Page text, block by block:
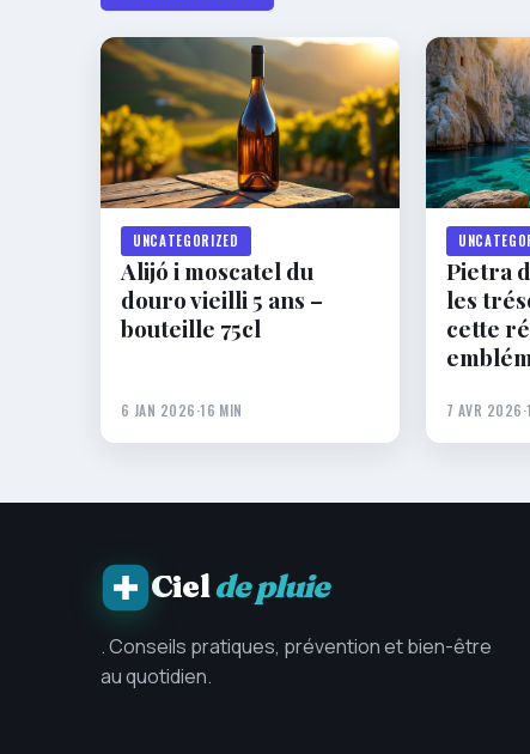
UNCATEGORIZED
Alijó i moscatel du
douro vieilli 5 ans –
bouteille 75cl
6 JAN 2026·16 MIN
Pietra
les
cette
7 AVR 2026·
Cielde pluie
. Conseils pratiques, prévention et bien-être
au quotidien.